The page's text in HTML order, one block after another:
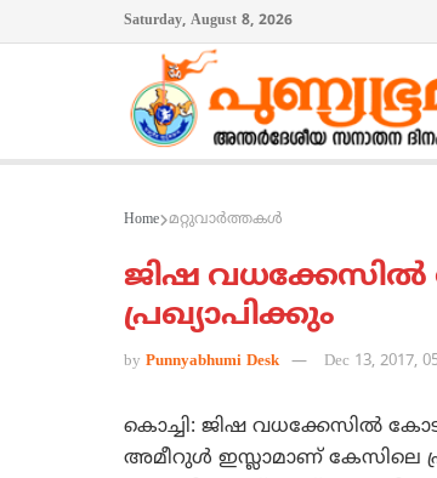
Saturday, August 8, 2026
Home മറ്റുവാര്‍ത്തകള്‍
ജിഷ വധക്കേസില്‍
പ്രഖ്യാപിക്കും
by Punnyabhumi Desk Dec 13, 2017,
കൊച്ചി: ജിഷ വധക്കേസില്‍
അമീറുള്‍ ഇസ്ലാമാണ് കേസിലെ